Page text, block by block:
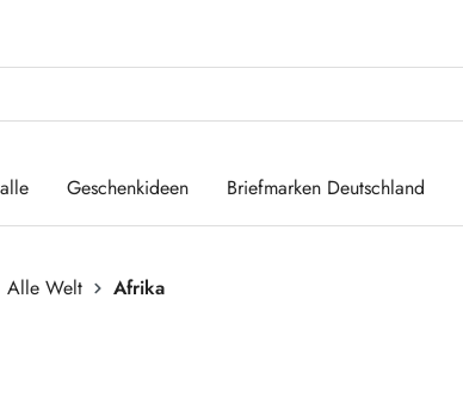
Geschenkideen Briefmarken Deutschland
Alle Welt
Afrika